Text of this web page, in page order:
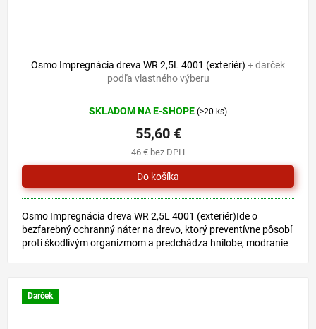
Osmo Impregnácia dreva WR 2,5L 4001 (exteriér) + darček
podľa vlastného výberu
SKLADOM NA E-SHOPE (>20 ks)
46 € bez DPH
55,60 €
Osmo Impregnácia dreva WR 2,5L 4001 (exteriér)Ide o
bezfarebný ochranný náter na drevo, ktorý preventívne pôsobí
proti škodlivým organizmom a predchádza hnilobe, modranie
Darček